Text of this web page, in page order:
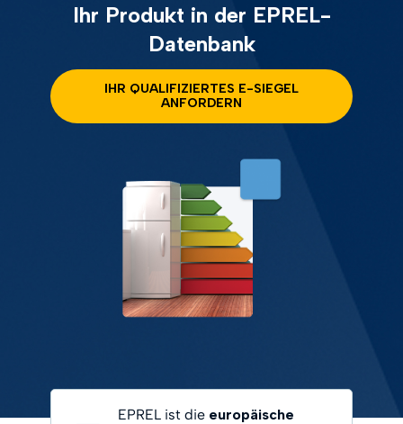
Ihr Produkt in der EPREL-
Datenbank
IHR QUALIFIZIERTES E-SIEGEL
ANFORDERN
EPREL ist die europäische